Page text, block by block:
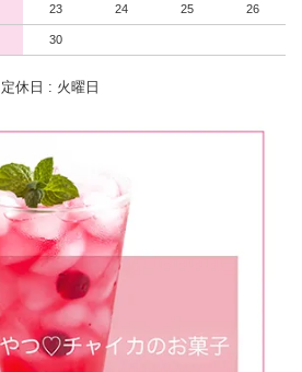
23 24 25 26
30
定休日 : 火曜日